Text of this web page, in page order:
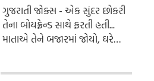
ગુજરાતી જોક્સ - એક સુંદર છોકરી
તેના બોયફ્રેન્ડ સાથે ફરતી હતી...
માતાએ તેને બજારમાં જોયો, ઘરે